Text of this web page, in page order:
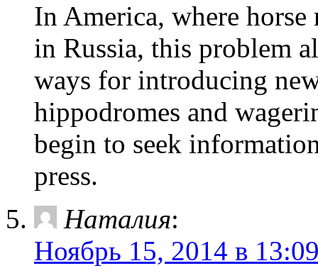
In America, where
in Russia, this problem
ways for introducing
hippodromes and
begin to seek
press.
Наталия:
Ноябрь 15, 2014 в